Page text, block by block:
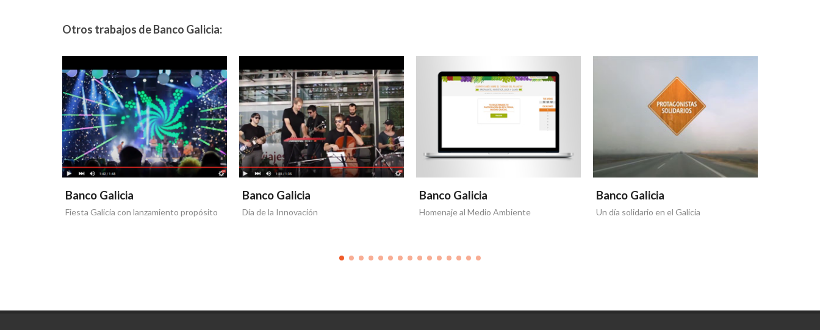
Otros trabajos de Banco Galicia:
Banco Galicia
Fiesta Galicia con lanzamiento propósito
Banco Galicia
Día de la Innovación
Banco Galicia
Homenaje al Medio Ambiente
Banco Galicia
Un día solidario en el Galicia